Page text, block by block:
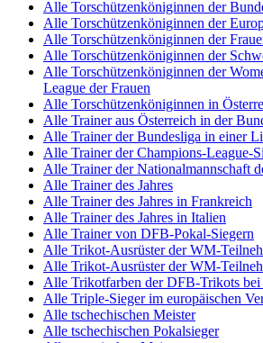
Alle Torschützenköniginnen der
Alle Torschützenköniginnen der
Alle Torschützenköniginnen der
Alle Torschützenköniginnen der
Alle Torschützenköniginnen der
League der Frauen
Alle Torschützenköniginnen in
Alle Trainer aus Österreich in der
Alle Trainer der Bundesliga in einer
Alle Trainer der Champions-League-
Alle Trainer der Nationalmannschaft
Alle Trainer des Jahres
Alle Trainer des Jahres in Frankreich
Alle Trainer des Jahres in Italien
Alle Trainer von DFB-Pokal-Siegern
Alle Trikot-Ausrüster der WM-
Alle Trikot-Ausrüster der WM-
Alle Trikotfarben der DFB-Trikots
Alle Triple-Sieger im europäischen
Alle tschechischen Meister
Alle tschechischen Pokalsieger